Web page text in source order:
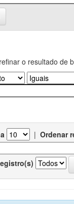
o resultado de
| Ordenar